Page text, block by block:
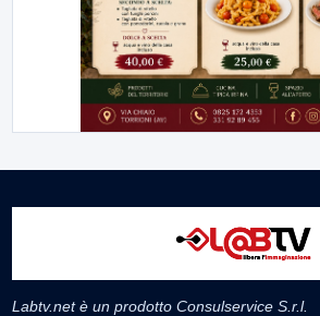
Labtv.net è un prodotto Consulservice S.r.l.